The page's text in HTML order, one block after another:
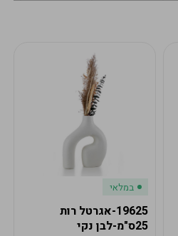
במלאי
19625-אגרטל רות
25ס"מ-לבן נקי